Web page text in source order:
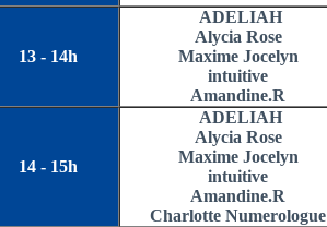
13 - 14h
ADELIAH
Alycia Rose
Maxime Jocelyn
intuitive
Amandine.R
14 - 15h
ADELIAH
Alycia Rose
Maxime Jocelyn
intuitive
Amandine.R
Charlotte Numerologue